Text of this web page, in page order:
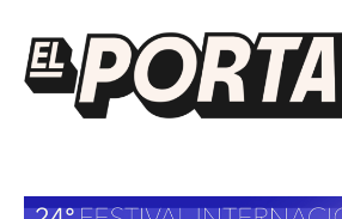
contenido